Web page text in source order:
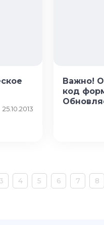
25.10.2013
Важно!
код
3 4 5 6 7 8